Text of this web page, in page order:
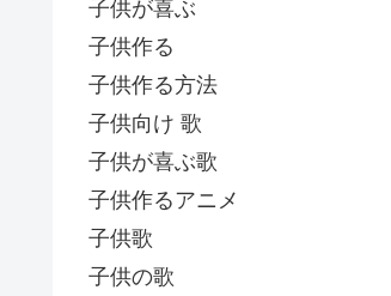
子供が喜ぶ
子供作る
子供作る方法
子供向け 歌
子供が喜ぶ歌
子供作るアニメ
子供歌
子供の歌